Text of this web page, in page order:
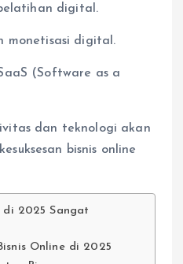
digital.
monetisasi digital.
(Software as a
dan teknologi akan
bisnis online
di 2025 Sangat
Online di 2025